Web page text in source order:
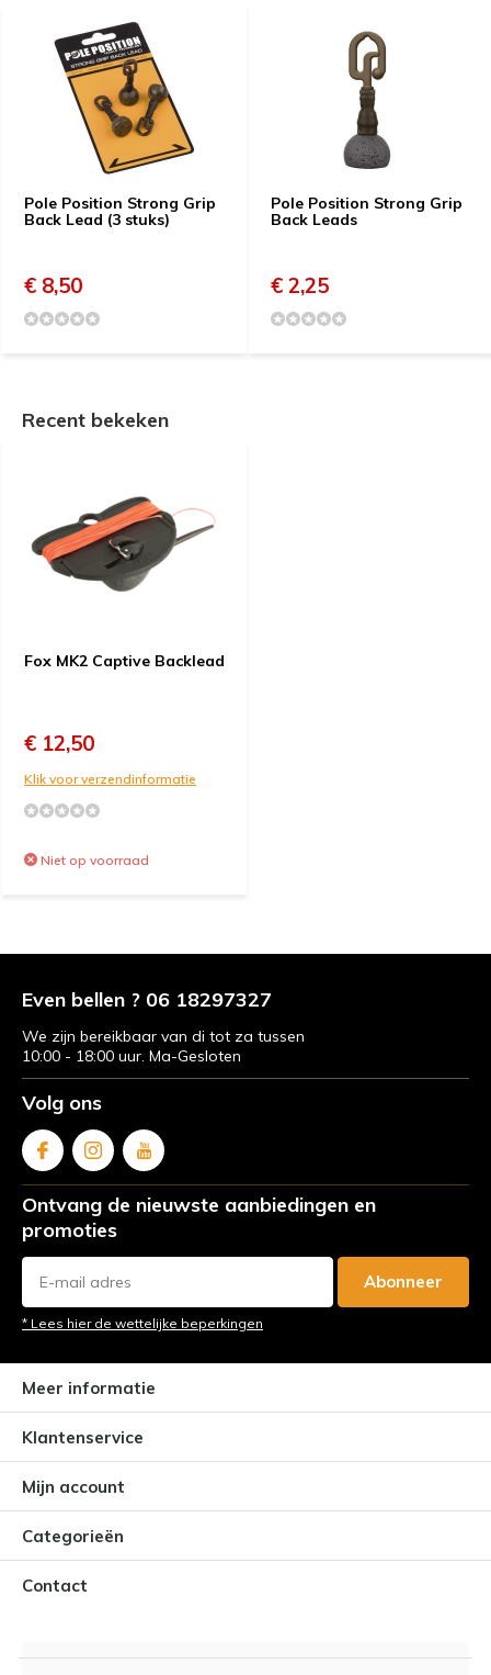
Pole Position Strong Grip
Back Lead (3 stuks)
€ 8,50
Pole Position Strong Grip
Back Leads
€ 2,25
Recent bekeken
Fox MK2 Captive Backlead
€ 12,50
Klik voor verzendinformatie
Niet op voorraad
Even bellen ? 06 18297327
We zijn bereikbaar van di tot za tussen
10:00 - 18:00 uur. Ma-Gesloten
Volg ons
Ontvang de nieuwste aanbiedingen en
promoties
Abonneer
* Lees hier de wettelijke beperkingen
Meer informatie
Klantenservice
Mijn account
Categorieën
Contact